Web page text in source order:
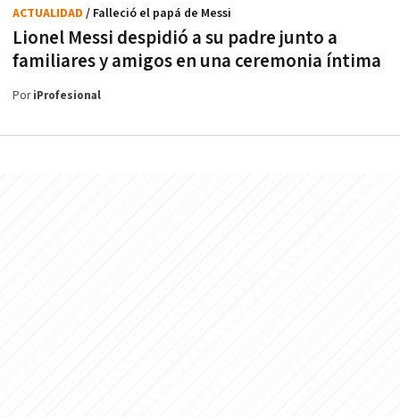
Lionel Messi despidió a su padre junto a
familiares y amigos en una ceremonia íntima
ACTUALIDAD / Falleció el papá de Messi
PoriProfesional